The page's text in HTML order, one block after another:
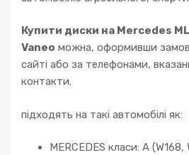
Купити диски на Mercedes
Vaneo можна, оформивши
сайті або за телефонами,
контакти.
підходять на такі автомобілі як:
MERCEDES класи: A (W168,